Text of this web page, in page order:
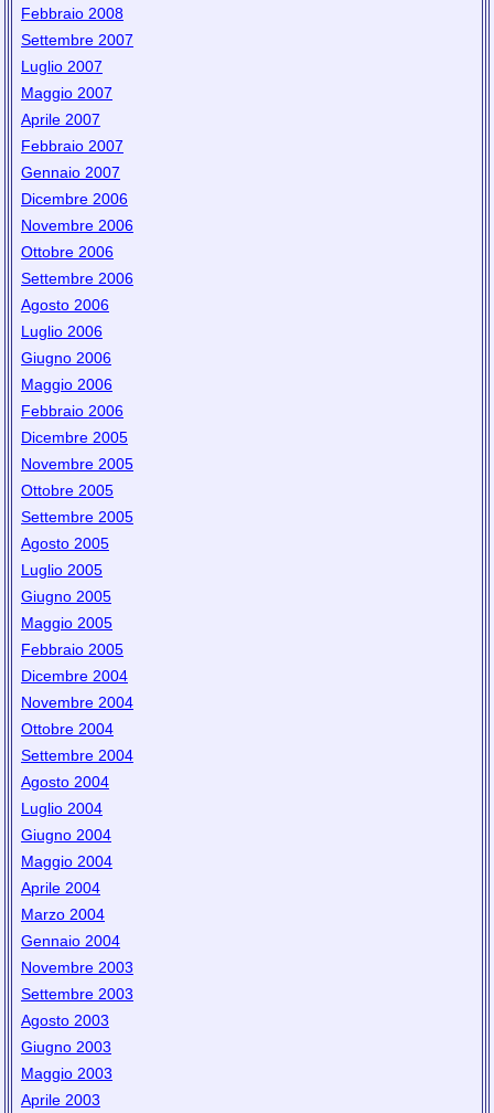
Febbraio 2008
Settembre 2007
Luglio 2007
Maggio 2007
Aprile 2007
Febbraio 2007
Gennaio 2007
Dicembre 2006
Novembre 2006
Ottobre 2006
Settembre 2006
Agosto 2006
Luglio 2006
Giugno 2006
Maggio 2006
Febbraio 2006
Dicembre 2005
Novembre 2005
Ottobre 2005
Settembre 2005
Agosto 2005
Luglio 2005
Giugno 2005
Maggio 2005
Febbraio 2005
Dicembre 2004
Novembre 2004
Ottobre 2004
Settembre 2004
Agosto 2004
Luglio 2004
Giugno 2004
Maggio 2004
Aprile 2004
Marzo 2004
Gennaio 2004
Novembre 2003
Settembre 2003
Agosto 2003
Giugno 2003
Maggio 2003
Aprile 2003